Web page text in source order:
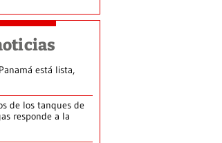
está lista,
de los tanques de
responde a la